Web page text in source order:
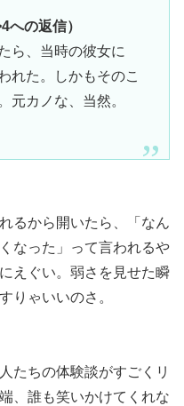
の返信）
ら、当時の彼女に
れた。しかもそのこ
元カノな、当然。
るから開いたら、「なん
なった」って言われるや
えぐい。弱さを見せた瞬
りゃいいのさ。
たちの体験談がすごくリ
、誰も笑いかけてくれな